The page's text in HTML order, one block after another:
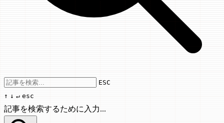
Use arrow keys to navigate results,
ESC
↑ ↓ ↵ esc
記事を検索するために入力...